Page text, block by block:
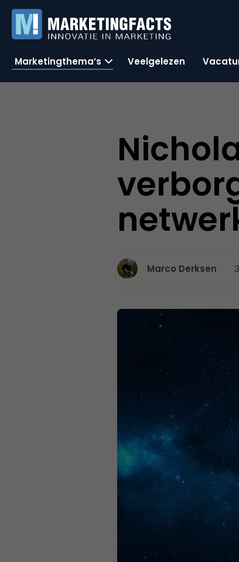
Marketingthema’s Veelgelezen
Marco Derksen